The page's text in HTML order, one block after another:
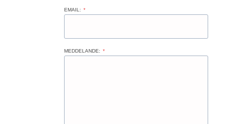
EMAIL: *
MEDDELANDE: *